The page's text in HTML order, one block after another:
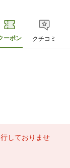
ーポン クチコミ
しておりませ